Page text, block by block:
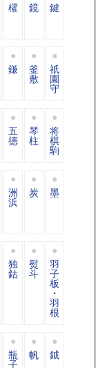
櫂 鏡 鍵
鎌 釜
敷
祇
園
守
五
德
琴
柱
将
棋
駒
洲
浜
炭 墨
独
鈷
熨
斗
羽
子
板
・
羽
根
瓶
子
帆 鉞